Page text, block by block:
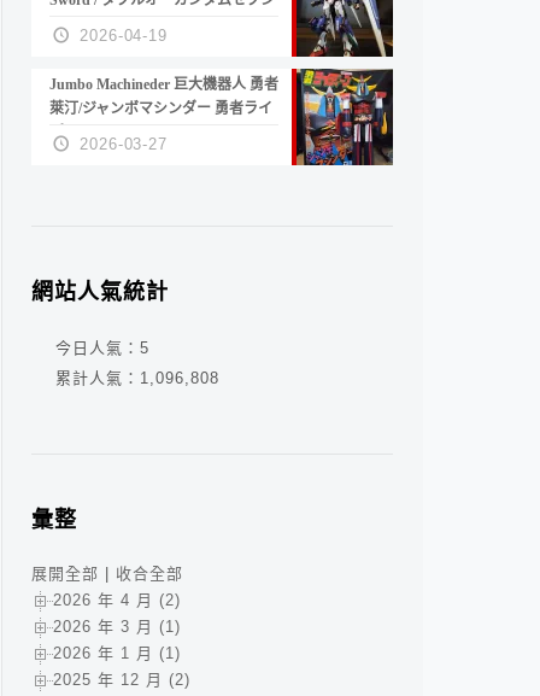
ソード/G
2026-04-19
Jumbo Machineder 巨大機器人 勇者
萊汀/ジャンボマシンダー 勇者ライ
ディーン
2026-03-27
網站人氣統計
今日人氣： 5
累計人氣： 1,096,808
彙整
展開全部
收合全部
2026 年 4 月 (2)
2026 年 3 月 (1)
2026 年 1 月 (1)
2025 年 12 月 (2)